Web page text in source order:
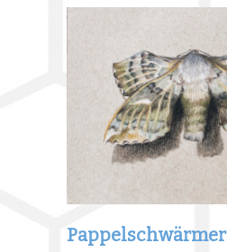
Pappelschwärmer